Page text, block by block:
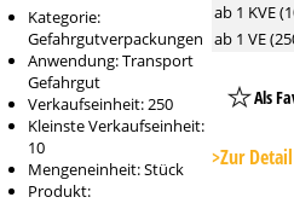
Kategorie:
Gefahrgutverpackungen
Anwendung: Transport
Gefahrgut
Verkaufseinheit: 250
Kleinste Verkaufseinheit:
10
Mengeneinheit: Stück
Produkt:
ab 1 KVE
ab 1 VE
Als
>Zur